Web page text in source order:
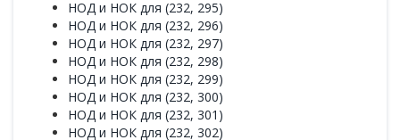
НОД и НОК для (232, 295)
НОД и НОК для (232, 296)
НОД и НОК для (232, 297)
НОД и НОК для (232, 298)
НОД и НОК для (232, 299)
НОД и НОК для (232, 300)
НОД и НОК для (232, 301)
НОД и НОК для (232, 302)